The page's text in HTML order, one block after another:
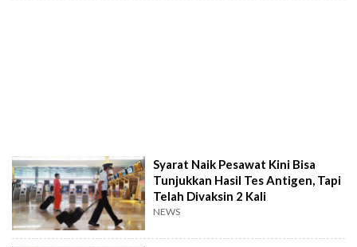
Syarat Naik Pesawat Kini Bisa
Tunjukkan Hasil Tes Antigen, Tapi
Telah Divaksin 2 Kali
NEWS